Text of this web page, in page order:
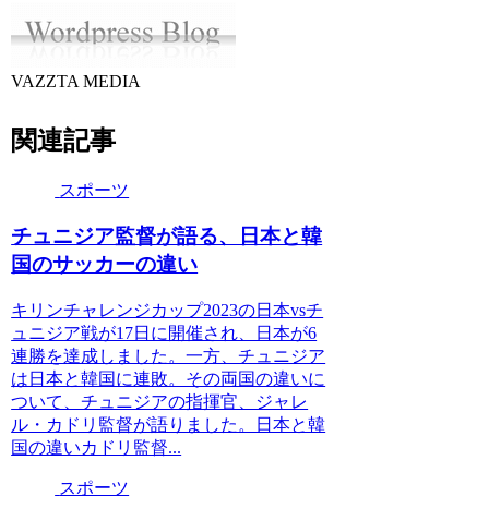
VAZZTA MEDIA
関連記事
スポーツ
チュニジア監督が語る、日本と韓
国のサッカーの違い
キリンチャレンジカップ2023の日本vsチ
ュニジア戦が17日に開催され、日本が6
連勝を達成しました。一方、チュニジア
は日本と韓国に連敗。その両国の違いに
ついて、チュニジアの指揮官、ジャレ
ル・カドリ監督が語りました。日本と韓
国の違いカドリ監督...
スポーツ